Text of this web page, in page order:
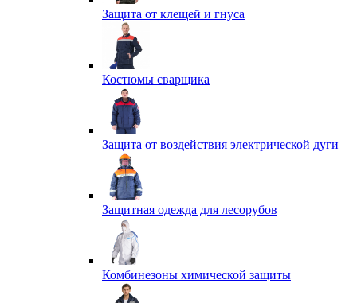
Защита от клещей и гнуса
Костюмы сварщика
Защита от воздействия электрической дуги
Защитная одежда для лесорубов
Комбинезоны химической защиты